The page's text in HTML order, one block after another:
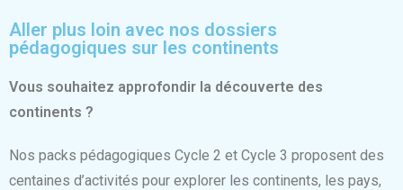
Aller plus loin avec nos dossiers
pédagogiques sur les continents
Vous souhaitez approfondir la découverte des
continents ?
Nos packs pédagogiques Cycle 2 et Cycle 3 proposent des
centaines d’activités pour explorer les continents, les pays,